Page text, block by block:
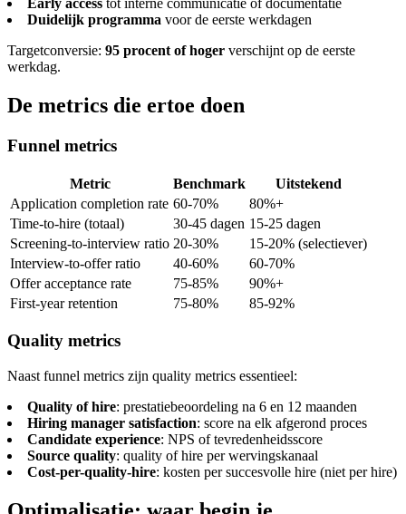
Early access tot interne communicatie of documentatie
Duidelijk programma voor de eerste werkdagen
Targetconversie: 95 procent of hoger verschijnt op de eerste
werkdag.
De metrics die ertoe doen
Funnel metrics
Metric Benchmark
Uitstekend
Application completion rate 60-70%
80%+
Time-to-hire (totaal)
30-45 dagen 15-25 dagen
Screening-to-interview ratio 20-30%
15-20% (selectiever)
Interview-to-offer ratio
40-60%
60-70%
Offer acceptance rate
75-85%
90%+
First-year retention
75-80% 85-92%
Quality metrics
Naast funnel metrics zijn quality metrics essentieel:
Quality of hire: prestatiebeoordeling na 6 en 12 maanden
Hiring manager satisfaction: score na elk afgerond proces
Candidate experience: NPS of tevredenheidsscore
Source quality: quality of hire per wervingskanaal
Cost-per-quality-hire: kosten per succesvolle hire (niet per hire)